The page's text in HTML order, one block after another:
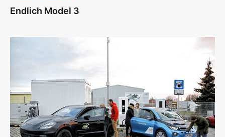
Endlich Model 3